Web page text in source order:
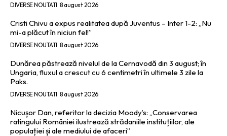
DIVERSE NOUTATI 8 august 2026
Cristi Chivu a expus realitatea după Juventus – Inter 1-2: „Nu
mi-a plăcut în niciun fel!”
DIVERSE NOUTATI 8 august 2026
Dunărea păstrează nivelul de la Cernavodă din 3 august; în
Ungaria, fluxul a crescut cu 6 centimetri în ultimele 3 zile la
Paks.
DIVERSE NOUTATI 8 august 2026
Nicușor Dan, referitor la decizia Moody’s: „Conservarea
ratingului României ilustrează strădaniile instituțiilor, ale
populației și ale mediului de afaceri”